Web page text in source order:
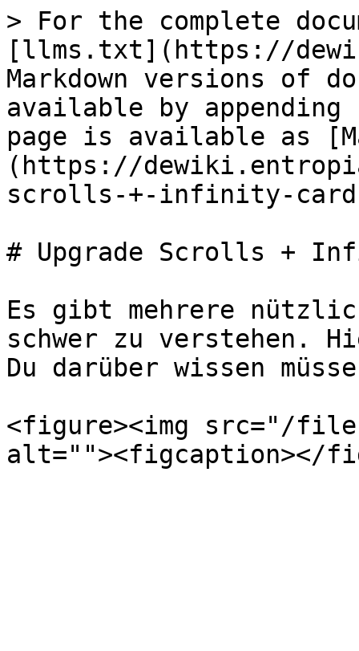
> For the complete
[llms.txt](https://
Markdown versions of
available by
page is available as
(https://
scrolls-+-infinity-
# Upgrade Scrolls +
Es gibt mehrere
schwer zu verstehen.
Du darüber wissen
<figure><img src="/files/